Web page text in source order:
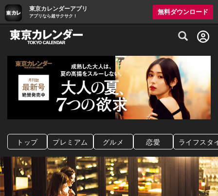
東京カレンダーアプリ
アプリなら超サクサク！
無料ダウンロード
グルメ情報・プレミアムレストラン予約
トップ プレミアム グルメ 恋愛 ライフスタ